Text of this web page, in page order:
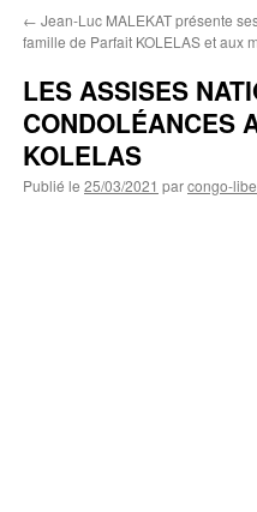
← Jean-Luc MALEKAT présente
famille de Parfait KOLELAS et aux
LES ASSISES
CONDOLÉANCES
KOLELAS
Publié le 25/03/2021 parcongo-